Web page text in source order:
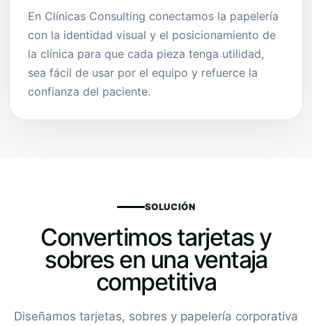
En Clínicas Consulting conectamos la papelería
con la identidad visual y el posicionamiento de
la clínica para que cada pieza tenga utilidad,
sea fácil de usar por el equipo y refuerce la
confianza del paciente.
SOLUCIÓN
Convertimos tarjetas y
sobres en una ventaja
competitiva
Diseñamos tarjetas, sobres y papelería corporativa